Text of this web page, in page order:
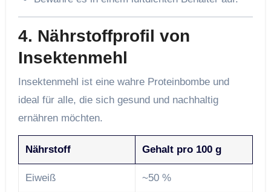
4. Nährstoffprofil von
Insektenmehl
Insektenmehl ist eine wahre Proteinbombe und
ideal für alle, die sich gesund und nachhaltig
ernähren möchten.
Nährstoff Gehalt pro 100 g
Eiweiß ~50 %